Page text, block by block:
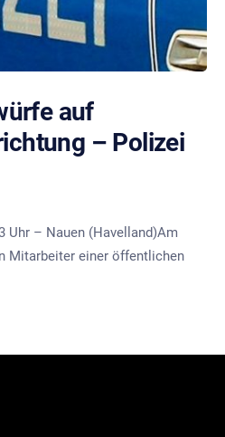
auf
– Polizei
Uhr – Nauen (Havelland)Am
Mitarbeiter einer öffentlichen